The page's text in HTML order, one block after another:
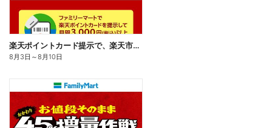
楽天ポイントカード提示で、楽天市場でのお買い物がおトクに!
8月3日 ～8月10日